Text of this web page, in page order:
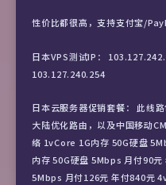
性价比都很高，支持支付宝/
日本VPS测试IP：
103.127.240.254
日本云服务器促销套餐： 此线
大陆优化路由，以及中国移动
络 1vCore 1G内存 50G硬盘
内存 50G硬盘 5Mbps 月付90
5Mbps 月付126元 年付840元